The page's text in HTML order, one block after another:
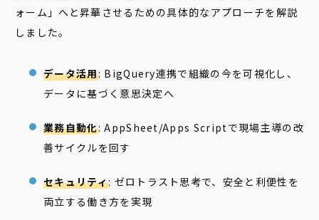
ォーム」へと昇華させるための具体的なアプローチを解説
しました。
データ活用: BigQuery連携で組織の今を可視化し、
データに基づく意思決定へ
業務自動化: AppSheet/Apps Scriptで現場主導の改
善サイクルを回す
セキュリティ: ゼロトラスト思考で、安全と利便性を
両立する働き方を実現